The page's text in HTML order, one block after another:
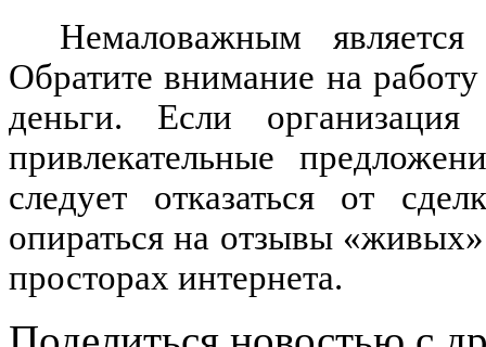
Немаловажным
Обратите внимание на
деньги. Если
привлекательные
следует отказаться от
опираться на отзывы
просторах интернета.